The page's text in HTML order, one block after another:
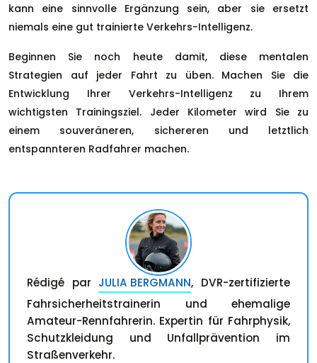
kann eine sinnvolle Ergänzung sein, aber sie ersetzt
niemals eine gut trainierte Verkehrs-Intelligenz.
Beginnen Sie noch heute damit, diese mentalen
Strategien auf jeder Fahrt zu üben. Machen Sie die
Entwicklung Ihrer Verkehrs-Intelligenz zu Ihrem
wichtigsten Trainingsziel. Jeder Kilometer wird Sie zu
einem souveräneren, sichereren und letztlich
entspannteren Radfahrer machen.
Rédigé par JULIA BERGMANN, DVR-zertifizierte
Fahrsicherheitstrainerin und ehemalige
Amateur-Rennfahrerin. Expertin für Fahrphysik,
Schutzkleidung und Unfallprävention im
Straßenverkehr.